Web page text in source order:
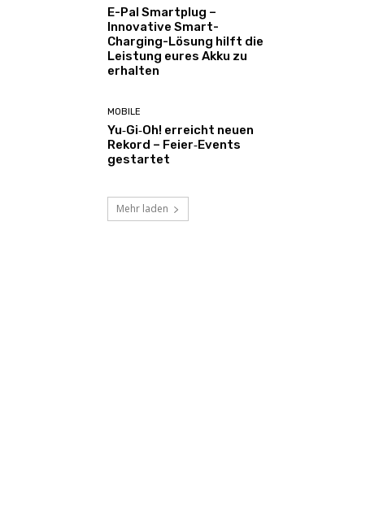
E-Pal Smartplug –
Innovative Smart-
Charging-Lösung hilft die
Leistung eures Akku zu
erhalten
MOBILE
Yu‑Gi‑Oh! erreicht neuen
Rekord – Feier‑Events
gestartet
Mehr laden